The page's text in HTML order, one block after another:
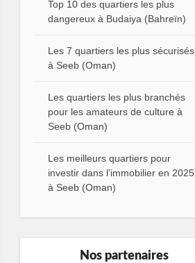
Top 10 des quartiers les plus
dangereux à Budaiya (Bahreïn)
Les 7 quartiers les plus sécurisés
à Seeb (Oman)
Les quartiers les plus branchés
pour les amateurs de culture à
Seeb (Oman)
Les meilleurs quartiers pour
investir dans l’immobilier en 2025
à Seeb (Oman)
Nos partenaires